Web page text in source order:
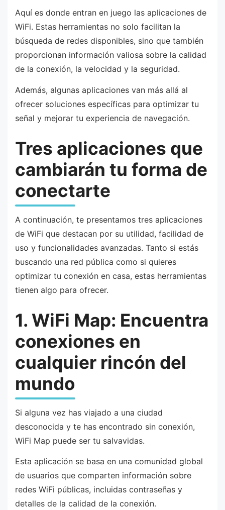
Aquí es donde entran en juego las aplicaciones de
WiFi. Estas herramientas no solo facilitan la
búsqueda de redes disponibles, sino que también
proporcionan información valiosa sobre la calidad
de la conexión, la velocidad y la seguridad.
Además, algunas aplicaciones van más allá al
ofrecer soluciones específicas para optimizar tu
señal y mejorar tu experiencia de navegación.
Tres aplicaciones que
cambiarán tu forma de
conectarte
A continuación, te presentamos tres aplicaciones
de WiFi que destacan por su utilidad, facilidad de
uso y funcionalidades avanzadas. Tanto si estás
buscando una red pública como si quieres
optimizar tu conexión en casa, estas herramientas
tienen algo para ofrecer.
1. WiFi Map: Encuentra
conexiones en
cualquier rincón del
mundo
Si alguna vez has viajado a una ciudad
desconocida y te has encontrado sin conexión,
WiFi Map puede ser tu salvavidas.
Esta aplicación se basa en una comunidad global
de usuarios que comparten información sobre
redes WiFi públicas, incluidas contraseñas y
detalles de la calidad de la conexión.